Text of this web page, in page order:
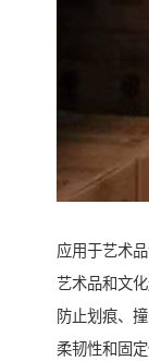
应用于艺术
艺术品和文
防止划痕、
柔韧性和固